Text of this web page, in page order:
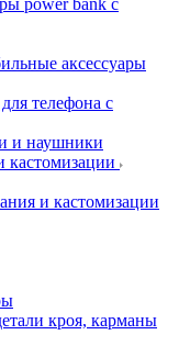
power bank с
аксессуары
телефона с
и наушники
кастомизации
и кастомизации
кроя, карманы